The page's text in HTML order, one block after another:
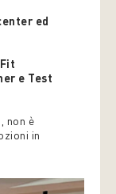
ed
e Test
non è
in